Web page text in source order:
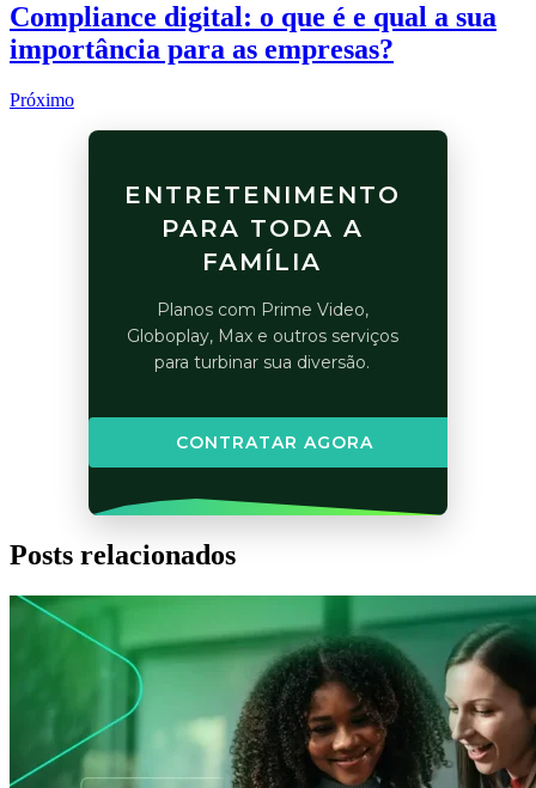
Compliance digital: o que é e qual a sua
importância para as empresas?
Próximo
ENTRETENIMENTO
PARA TODA A
FAMÍLIA
Planos com Prime Video,
Globoplay, Max e outros serviços
para turbinar sua diversão.
CONTRATAR AGORA
Posts relacionados